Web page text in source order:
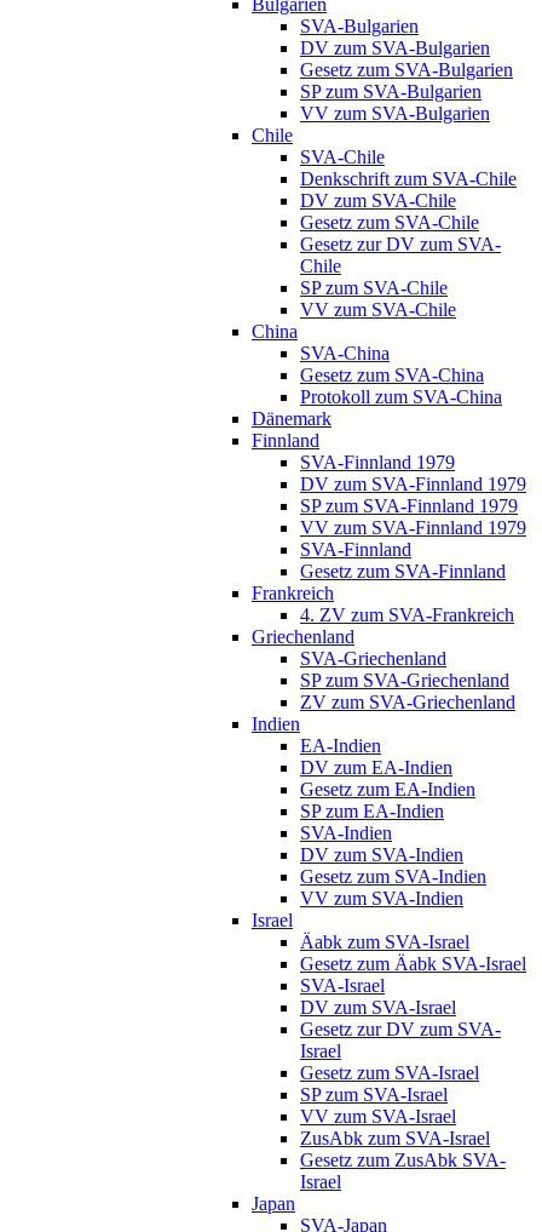
SVA-Bulgarien
DV zum SVA-Bulgarien
Gesetz zum SVA-Bulgarien
SP zum SVA-Bulgarien
VV zum SVA-Bulgarien
Chile
SVA-Chile
Denkschrift zum SVA-Chile
DV zum SVA-Chile
Gesetz zum SVA-Chile
Gesetz zur DV zum SVA-
Chile
SP zum SVA-Chile
VV zum SVA-Chile
China
SVA-China
Gesetz zum SVA-China
Protokoll zum SVA-China
Dänemark
Finnland
SVA-Finnland 1979
DV zum SVA-Finnland 1979
SP zum SVA-Finnland 1979
VV zum SVA-Finnland 1979
SVA-Finnland
Gesetz zum SVA-Finnland
Frankreich
4. ZV zum SVA-Frankreich
Griechenland
SVA-Griechenland
SP zum SVA-Griechenland
ZV zum SVA-Griechenland
Indien
EA-Indien
DV zum EA-Indien
Gesetz zum EA-Indien
SP zum EA-Indien
SVA-Indien
DV zum SVA-Indien
Gesetz zum SVA-Indien
VV zum SVA-Indien
Israel
Äabk zum SVA-Israel
Gesetz zum Äabk SVA-Israel
SVA-Israel
DV zum SVA-Israel
Gesetz zur DV zum SVA-
Israel
Gesetz zum SVA-Israel
SP zum SVA-Israel
VV zum SVA-Israel
ZusAbk zum SVA-Israel
Gesetz zum ZusAbk SVA-
Israel
Japan
SVA-Japan